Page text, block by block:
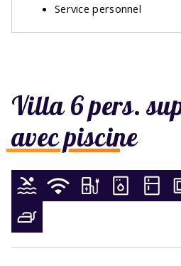
Villa 6 pers.
avec piscine
Service personnel